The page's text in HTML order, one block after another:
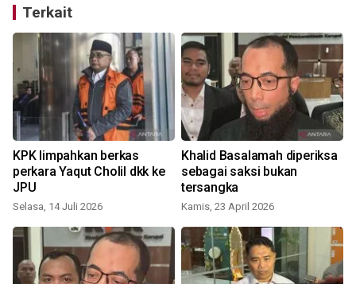
Terkait
KPK limpahkan berkas
perkara Yaqut Cholil dkk ke
JPU
Selasa, 14 Juli 2026
Khalid Basalamah diperiksa
sebagai saksi bukan
tersangka
Kamis, 23 April 2026